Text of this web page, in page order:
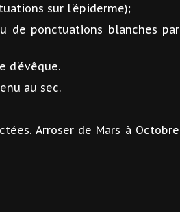
sur l'épiderme);
de ponctuations blanches par
d'évêque.
au sec.
Arroser de Mars à Octobre